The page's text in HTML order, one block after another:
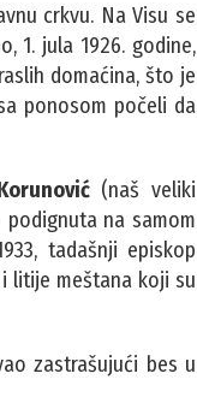
crkvu. Na Visu se
1. jula 1926. godine,
domaćina, što je
ponosom počeli da
(naš veliki
na samom
tadašnji episkop
litije meštana koji su
zastrašujući bes u